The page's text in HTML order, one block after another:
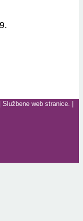
web stranice. |